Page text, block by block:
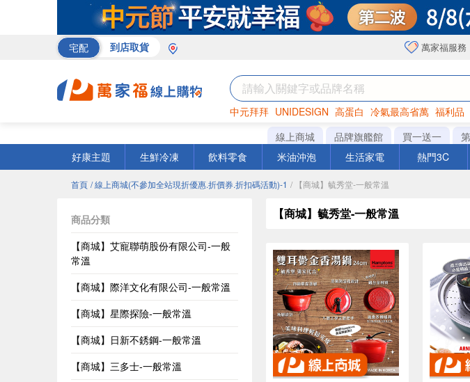
宅配 到店取貨 萬家福服務
中元拜拜 UNIDESIGN 高蛋白 冷氣最高省萬 福利品
巧克力 衛生紙 咖啡
線上商城 品牌旗艦館 買一送一
好康主題
生鮮冷凍 飲料零食 米油沖泡 生活家電 熱門3C
首頁 / 線上商城(不參加全站現折優惠.折價券.折扣碼活動)-1 / 【商城】毓秀堂-一般常溫
商品分類
【商城】艾寵聯萌股份有限公司-一般
常溫
【商城】際洋文化有限公司-一般常溫
【商城】星際探險-一般常溫
【商城】日新不銹鋼-一般常溫
【商城】三多士-一般常溫
【商城】毓秀堂-一般常溫